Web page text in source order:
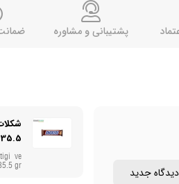
پشتیبانی و مشاوره
35.5 گرم اسنیکرز
ve
gr
جدید